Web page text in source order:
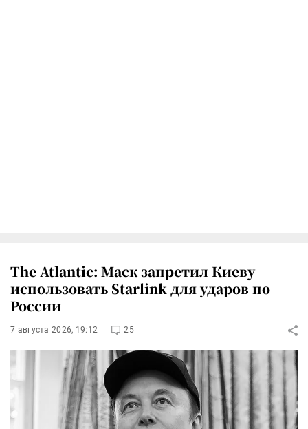
The Atlantic: Маск запретил Киеву
использовать Starlink для ударов по
России
7 августа 2026, 19:12 25